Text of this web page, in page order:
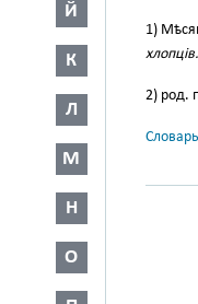
Й
К
Л
М
Н
О
1)
хлопців.
2) род.